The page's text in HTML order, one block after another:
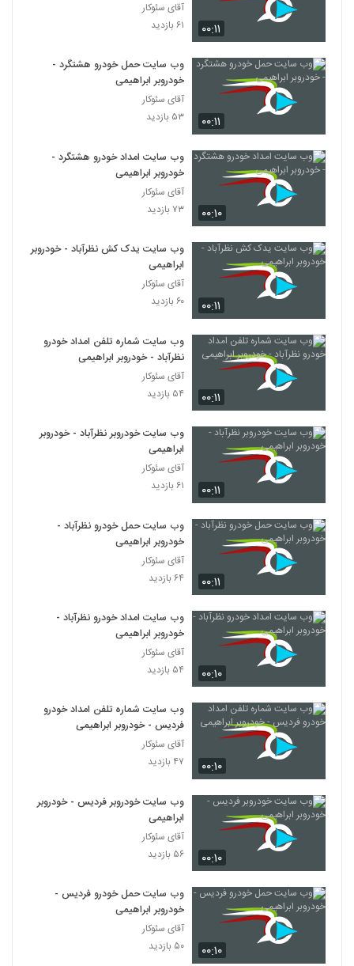
۰۰:۱۱
آقای سئوکار
۶۱ بازدید
۰۰:۱۱
وب سایت حمل خودرو هشتگرد -
خودروبر ابراهیمی
آقای سئوکار
۵۳ بازدید
۰۰:۱۰
وب سایت امداد خودرو هشتگرد -
خودروبر ابراهیمی
آقای سئوکار
۷۳ بازدید
۰۰:۱۱
وب سایت یدک کش نظرآباد - خودروبر
ابراهیمی
آقای سئوکار
۶۰ بازدید
۰۰:۱۱
وب سایت شماره تلفن امداد خودرو
نظرآباد - خودروبر ابراهیمی
آقای سئوکار
۵۴ بازدید
۰۰:۱۱
وب سایت خودروبر نظرآباد - خودروبر
ابراهیمی
آقای سئوکار
۶۱ بازدید
۰۰:۱۱
وب سایت حمل خودرو نظرآباد -
خودروبر ابراهیمی
آقای سئوکار
۶۴ بازدید
۰۰:۱۰
وب سایت امداد خودرو نظرآباد -
خودروبر ابراهیمی
آقای سئوکار
۵۴ بازدید
۰۰:۱۰
وب سایت شماره تلفن امداد خودرو
فردیس - خودروبر ابراهیمی
آقای سئوکار
۴۷ بازدید
۰۰:۱۰
وب سایت خودروبر فردیس - خودروبر
ابراهیمی
آقای سئوکار
۵۶ بازدید
۰۰:۱۰
وب سایت حمل خودرو فردیس -
خودروبر ابراهیمی
آقای سئوکار
۵۰ بازدید